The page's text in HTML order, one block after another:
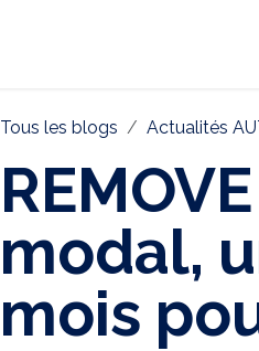
Tous les blogs Actualités
modal,
mois